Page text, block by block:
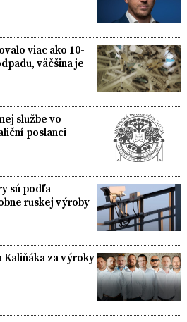
viac ako 10-
väčšina je
službe vo
poslanci
sú podľa
ruskej výroby
Kaliňáka za výroky